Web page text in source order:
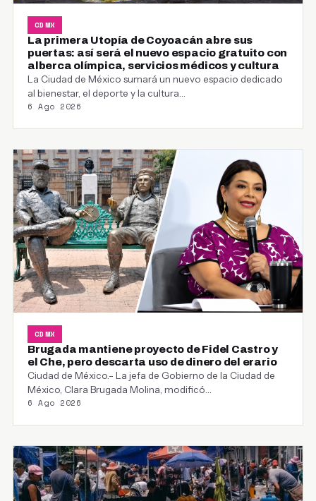
CDMX
La primera Utopía de Coyoacán abre sus
puertas: así será el nuevo espacio gratuito con
alberca olímpica, servicios médicos y cultura
La Ciudad de México sumará un nuevo espacio dedicado
al bienestar, el deporte y la cultura…
6 Ago 2026
CDMX
Brugada mantiene proyecto de Fidel Castro y
el Che, pero descarta uso de dinero del erario
Ciudad de México.- La jefa de Gobierno de la Ciudad de
México, Clara Brugada Molina, modificó…
6 Ago 2026